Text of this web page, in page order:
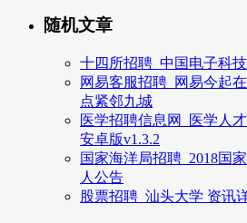
随机文章
十四所招聘_中国电子科
网易客服招聘_网易今起
点紧邻九城
医学招聘信息网_医学人
安卓版v1.3.2
国家海洋局招聘_2018国
人公告
股票招聘_汕头大学 资讯